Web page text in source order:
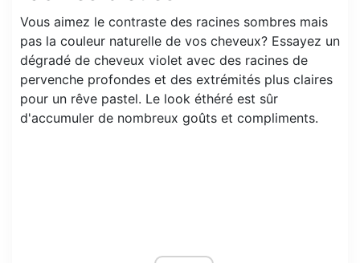
Vous aimez le contraste des racines sombres mais
pas la couleur naturelle de vos cheveux? Essayez un
dégradé de cheveux violet avec des racines de
pervenche profondes et des extrémités plus claires
pour un rêve pastel. Le look éthéré est sûr
d'accumuler de nombreux goûts et compliments.